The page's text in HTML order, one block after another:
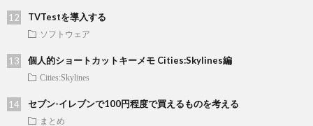
TVTestを導入する
ソフトウェア
個人的ショートカットキーメモ Cities:Skylines編
Cities:Skylines
セブン-イレブンで100円程度で買えるものを考える
まとめ